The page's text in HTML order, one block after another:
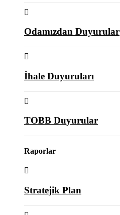
Odamızdan Duyurular
İhale Duyuruları
TOBB Duyurular
Raporlar
Stratejik Plan